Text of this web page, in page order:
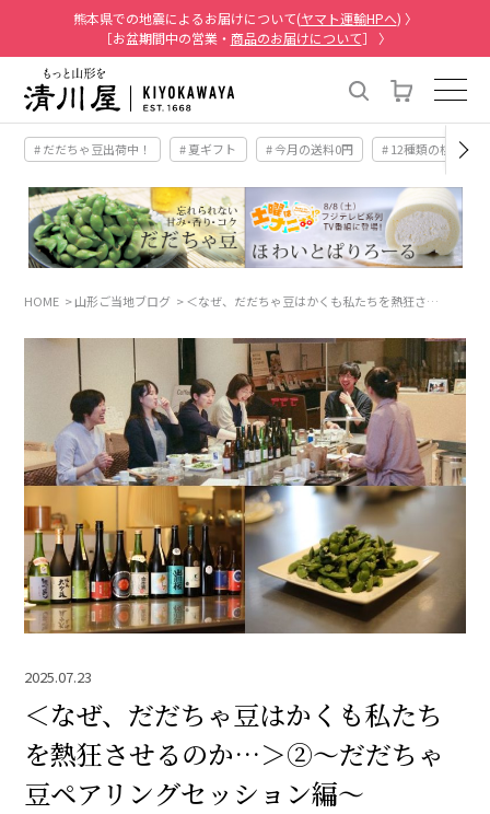
熊本県での地震によるお届けについて(ヤマト運輸HPへ) 〉
［お盆期間中の営業・ 商品のお届けについて］ 〉
# だだちゃ豆出荷中！ # 夏ギフト # 今月の送料0円 # 12種類の桃
HOME 山形ご当地ブログ ＜なぜ、だだちゃ豆はかくも私たちを熱狂さ…
2025.07.23
＜なぜ、だだちゃ豆はかくも私たち
を熱狂させるのか…＞②～だだちゃ
豆ペアリングセッション編～